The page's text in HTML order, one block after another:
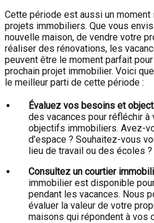
Cette période est aussi un moment
projets immobiliers. Que vous
nouvelle maison, de vendre votre
réaliser des rénovations, les
peuvent être le moment parfait
prochain projet immobilier. Voici
le meilleur parti de cette période :
Évaluez vos besoins et
des vacances pour réfléchir
objectifs immobiliers. Avez-
d'espace ? Souhaitez-vous
lieu de travail ou des écoles ?
Consultez un courtier
immobilier est disponible
pendant les vacances. Nous
évaluer la valeur de votre
maisons qui répondent à vos